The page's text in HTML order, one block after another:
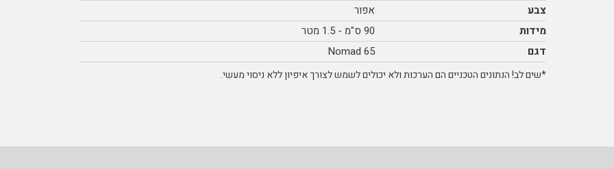
צבע
אפור
מידות
90 ס"מ - 1.5 מטר
דגם
Nomad 65
*שים לב! הנתונים הטכניים הם הערכות ולא יכולים לשמש לצורך איפיון ללא ניסוי מעשי.